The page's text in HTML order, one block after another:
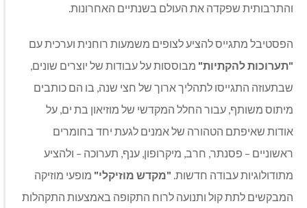
והתרבותית שפקדה את העולם בשנתיים האחרונות.
הפסטיבל מתגייס להציע לצופים משמעות רוחנית וערכית עם
"תערוכות להקתיות" מבוססות על עבודות של יוצרים שונים,
שבתעוזה התגייסו לתהליך ארוך של חצי שנה, בו הם כותבים
מיתוס משותף, עבור החלל המקדשי של מוזיאון בת ים, על
אודות שאיפתם הטהורה של אמנים לגעת יחד בחומרים
ראשוניים – פסנתר, חרב, מיקרופון, ענף, תערוכה – ולהציע
מתודולוגיות עבודה חדשות. "מקדש מוזיקלי" מופעי מוזיקה
המבקשים לתת קול ותנועה לרוח התקופה באמצעות התקהלות